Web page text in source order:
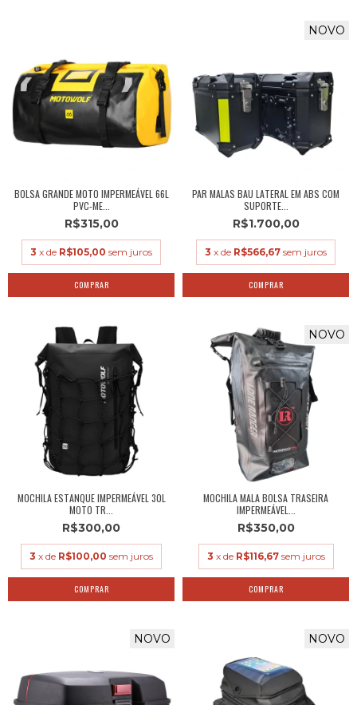
BOLSA GRANDE MOTO IMPERMEÁVEL 66L
PVC-ME...
R$315,00
3 x de R$105,00 sem juros
COMPRAR
NOVO
PAR MALAS BAU LATERAL EM ABS COM
SUPORTE...
R$1.700,00
3 x de R$566,67 sem juros
MOCHILA ESTANQUE IMPERMEÁVEL 30L
MOTO TR...
R$300,00
3 x de R$100,00 sem juros
NOVO
MOCHILA MALA BOLSA TRASEIRA
IMPERMEÁVEL...
R$350,00
3 x de R$116,67 sem juros
NOVO NOVO